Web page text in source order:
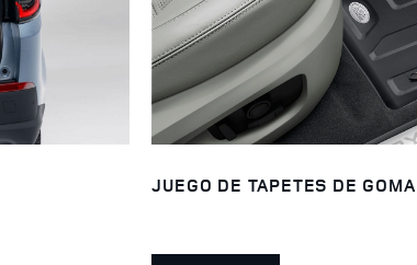
JUEGO DE TAPETES DE GOMA